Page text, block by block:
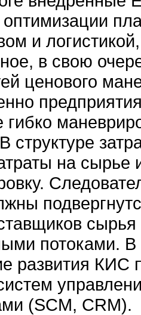
и
в свою
ценового
гибко
структуре
на сырье
потоками.
развития КИС
(SCM, CRM).